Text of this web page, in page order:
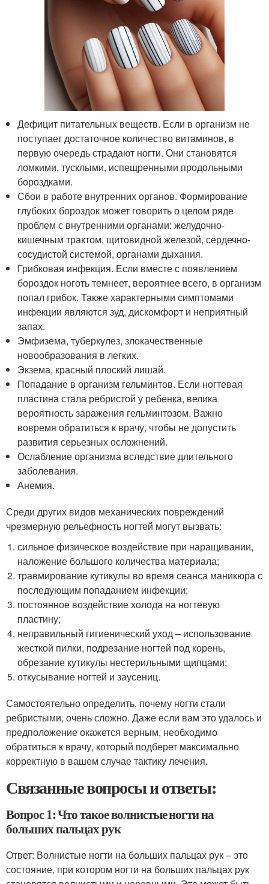
Дефицит питательных веществ. Если в организм не
поступает достаточное количество витаминов, в
первую очередь страдают ногти. Они становятся
ломкими, тусклыми, испещренными продольными
бороздками.
Сбои в работе внутренних органов. Формирование
глубоких бороздок может говорить о целом ряде
проблем с внутренними органами: желудочно-
кишечным трактом, щитовидной железой, сердечно-
сосудистой системой, органами дыхания.
Грибковая инфекция. Если вместе с появлением
бороздок ноготь темнеет, вероятнее всего, в организм
попал грибок. Также характерными симптомами
инфекции являются зуд, дискомфорт и неприятный
запах.
Эмфизема, туберкулез, злокачественные
новообразования в легких.
Экзема, красный плоский лишай.
Попадание в организм гельминтов. Если ногтевая
пластина стала ребристой у ребенка, велика
вероятность заражения гельминтозом. Важно
вовремя обратиться к врачу, чтобы не допустить
развития серьезных осложнений.
Ослабление организма вследствие длительного
заболевания.
Анемия.
Среди других видов механических повреждений
чрезмерную рельефность ногтей могут вызвать:
сильное физическое воздействие при наращивании,
наложение большого количества материала;
травмирование кутикулы во время сеанса маникюра с
последующим попаданием инфекции;
постоянное воздействие холода на ногтевую
пластину;
неправильный гигиенический уход – использование
жесткой пилки, подрезание ногтей под корень,
обрезание кутикулы нестерильными щипцами;
откусывание ногтей и заусениц.
Самостоятельно определить, почему ногти стали
ребристыми, очень сложно. Даже если вам это удалось и
предположение окажется верным, необходимо
обратиться к врачу, который подберет максимально
корректную в вашем случае тактику лечения.
Связанные вопросы и ответы:
Вопрос 1: Что такое волнистые ногти на
больших пальцах рук
Ответ: Волнистые ногти на больших пальцах рук – это
состояние, при котором ногти на больших пальцах рук